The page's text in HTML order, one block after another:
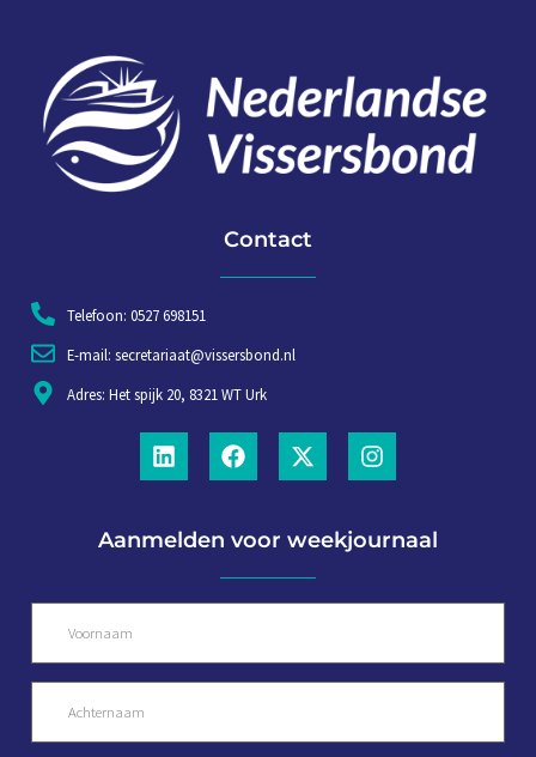
Contact
Telefoon: 0527 698151
E-mail: secretariaat@vissersbond.nl
Adres: Het spijk 20, 8321 WT Urk
Aanmelden voor weekjournaal